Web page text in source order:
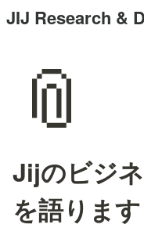
JIJ Research &
📎
Jijのビジ
を語ります